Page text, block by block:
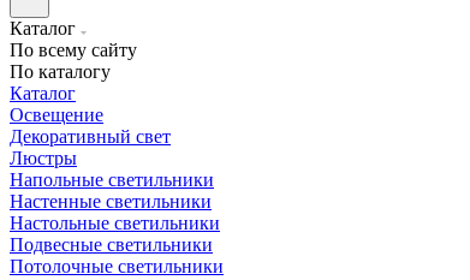
Каталог
По всему сайту
По каталогу
Каталог
Освещение
Декоративный свет
Люстры
Напольные светильники
Настенные светильники
Настольные светильники
Подвесные светильники
Потолочные светильники